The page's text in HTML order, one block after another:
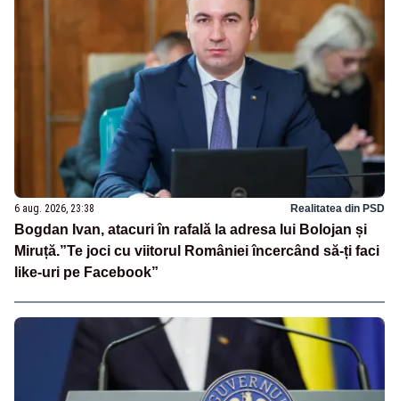
6 aug. 2026, 23:38 Realitatea din PSD
Bogdan Ivan, atacuri în rafală la adresa lui Bolojan și
Miruță.”Te joci cu viitorul României încercând să-ți faci
like-uri pe Facebook”